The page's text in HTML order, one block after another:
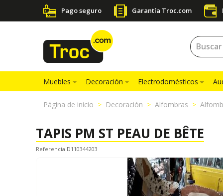
Pago seguro Garantía Troc.com
Muebles Decoración Electrodomésticos
Página de inicio Decoración Alfombras
TAPIS PM ST PEAU DE BÊTE
Referencia D110344203